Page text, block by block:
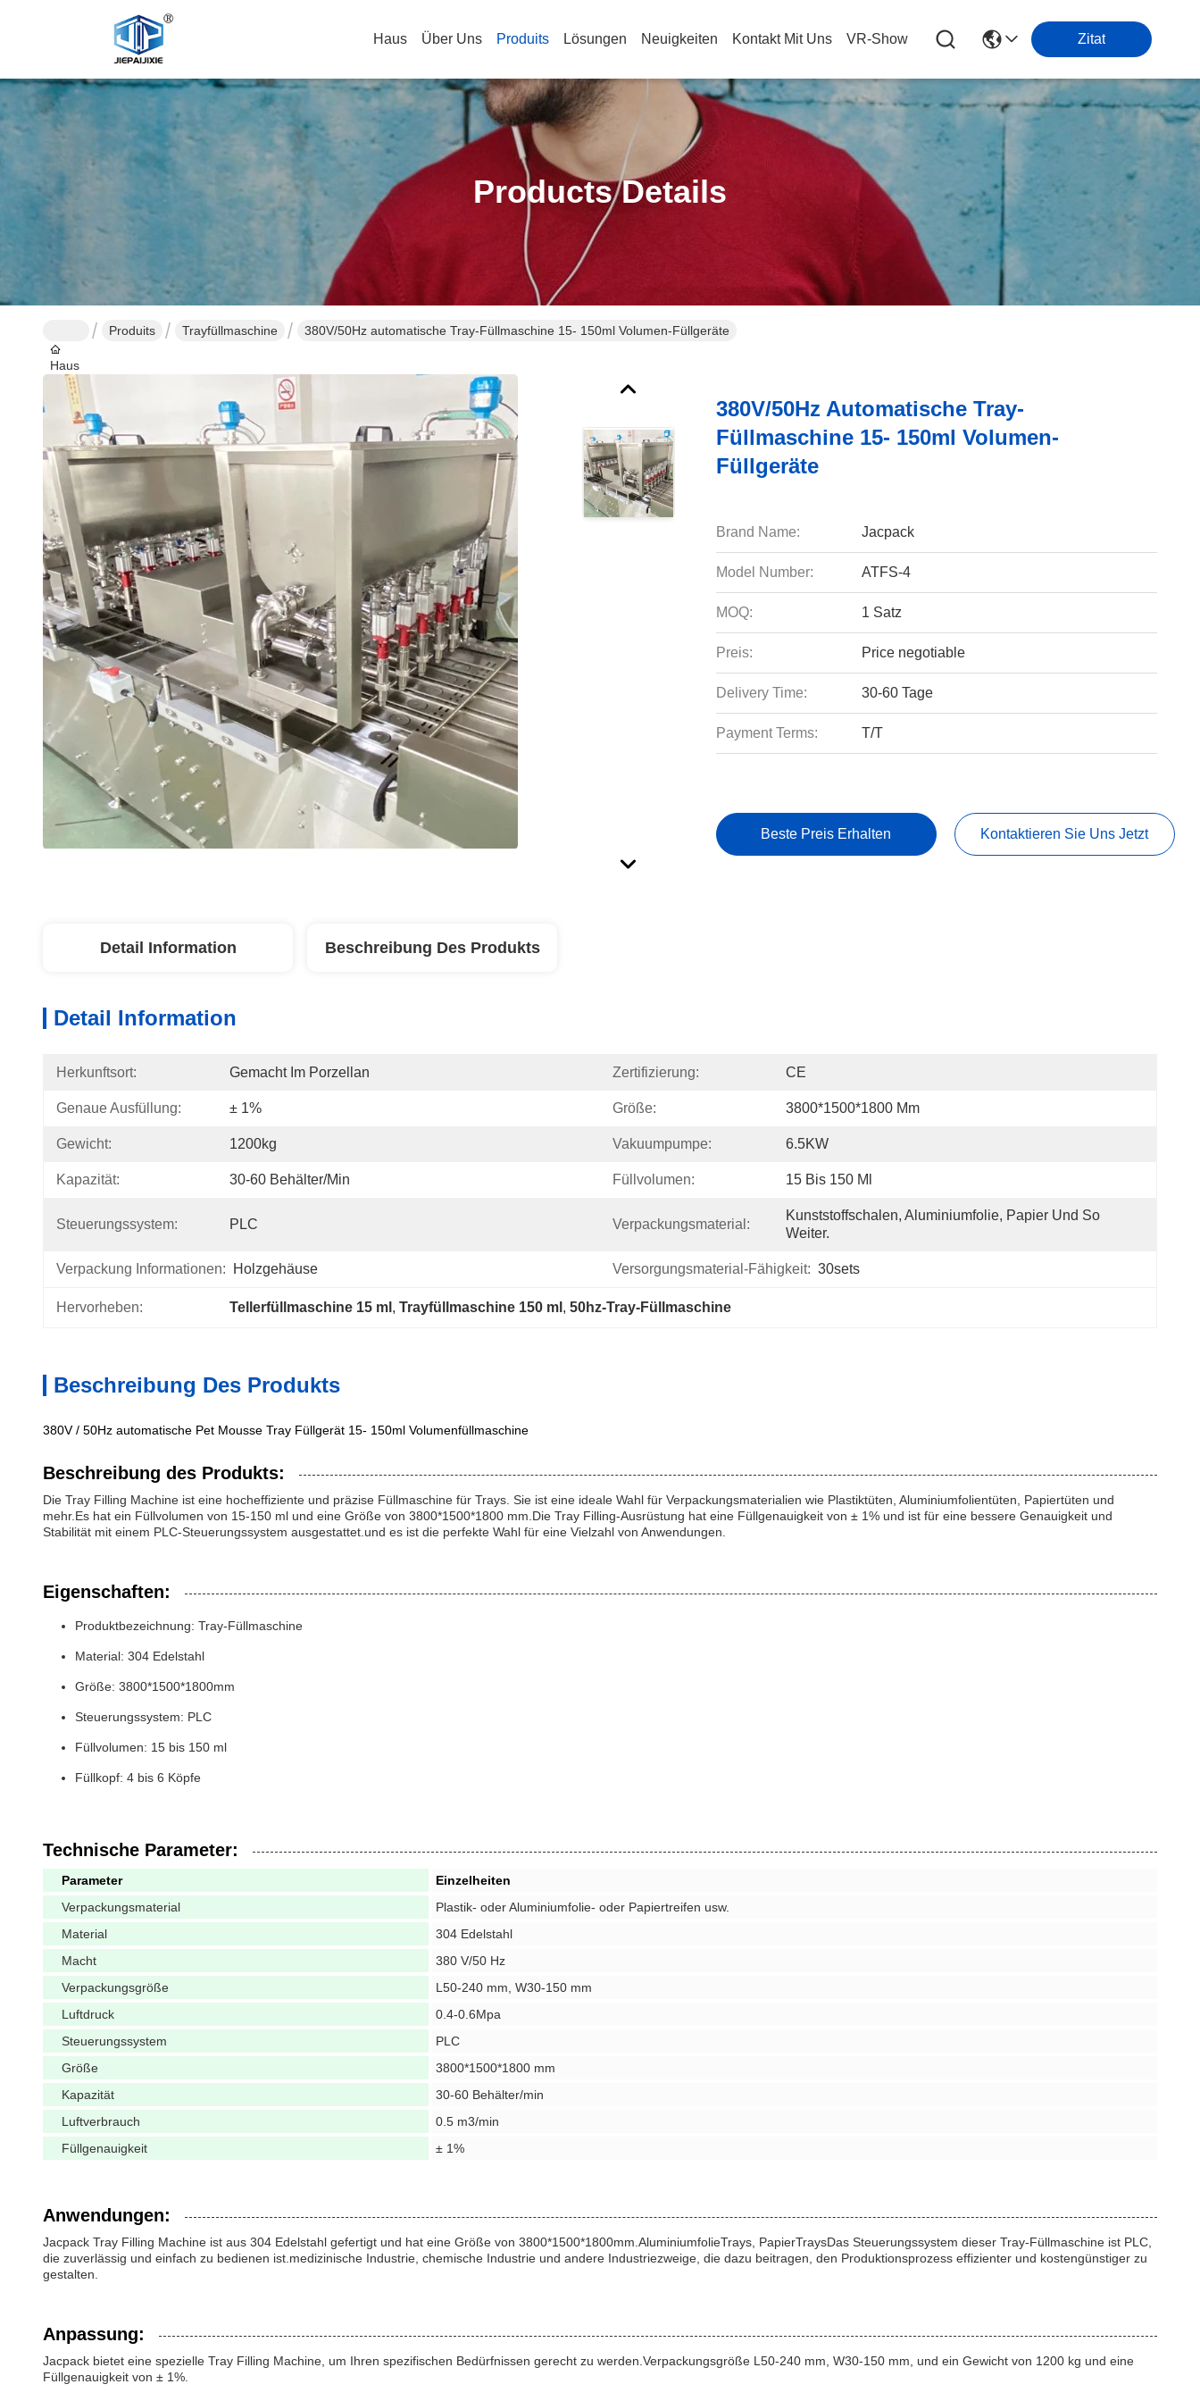
Haus Über Uns Produits Lösungen Neuigkeiten Kontakt Mit Uns VR-Show Zitat
Products Details
Haus
Produits Trayfüllmaschine 380V/50Hz automatische Tray-Füllmaschine 15- 150ml Volumen-Füllgeräte
380V/50Hz Automatische Tray-
Füllmaschine 15- 150ml Volumen-
Füllgeräte
Brand Name: Jacpack
Model Number: ATFS-4
MOQ: 1 Satz
Preis: Price negotiable
Delivery Time: 30-60 Tage
Payment Terms: T/T
Beste Preis Erhalten Kontaktieren Sie Uns Jetzt
Detail Information Beschreibung Des Produkts
Detail Information
Herkunftsort: Gemacht Im Porzellan Zertifizierung: CE
Genaue Ausfüllung: ± 1% Größe: 3800*1500*1800 Mm
Gewicht: 1200kg Vakuumpumpe: 6.5KW
Kapazität: 30-60 Behälter/min Füllvolumen: 15 Bis 150 Ml
Steuerungssystem: PLC Verpackungsmaterial:
Kunststoffschalen, Aluminiumfolie, Papier Und So
Weiter.
Verpackung Informationen: Holzgehäuse Versorgungsmaterial-Fähigkeit: 30sets
Hervorheben: Tellerfüllmaschine 15 ml , Trayfüllmaschine 150 ml , 50hz-Tray-Füllmaschine
Beschreibung Des Produkts
380V / 50Hz automatische Pet Mousse Tray Füllgerät 15- 150ml Volumenfüllmaschine
Beschreibung des Produkts:
Die Tray Filling Machine ist eine hocheffiziente und präzise Füllmaschine für Trays. Sie ist eine ideale Wahl für Verpackungsmaterialien wie Plastiktüten, Aluminiumfolientüten, Papiertüten und
mehr.Es hat ein Füllvolumen von 15-150 ml und eine Größe von 3800*1500*1800 mm.Die Tray Filling-Ausrüstung hat eine Füllgenauigkeit von ± 1% und ist für eine bessere Genauigkeit und
Stabilität mit einem PLC-Steuerungssystem ausgestattet.und es ist die perfekte Wahl für eine Vielzahl von Anwendungen.
Eigenschaften:
Produktbezeichnung: Tray-Füllmaschine
Material: 304 Edelstahl
Größe: 3800*1500*1800mm
Steuerungssystem: PLC
Füllvolumen: 15 bis 150 ml
Füllkopf: 4 bis 6 Köpfe
Technische Parameter:
Parameter
Einzelheiten
Verpackungsmaterial
Plastik- oder Aluminiumfolie- oder Papiertreifen usw.
Material
304 Edelstahl
Macht
380 V/50 Hz
Verpackungsgröße
L50-240 mm, W30-150 mm
Luftdruck
0.4-0.6Mpa
Steuerungssystem
PLC
Größe
3800*1500*1800 mm
Kapazität
30-60 Behälter/min
Luftverbrauch
0.5 m3/min
Füllgenauigkeit
± 1%
Anwendungen:
Jacpack Tray Filling Machine ist aus 304 Edelstahl gefertigt und hat eine Größe von 3800*1500*1800mm.AluminiumfolieTrays , PapierTraysDas Steuerungssystem dieser Tray-Füllmaschine ist PLC,
die zuverlässig und einfach zu bedienen ist.medizinische Industrie, chemische Industrie und andere Industriezweige, die dazu beitragen, den Produktionsprozess effizienter und kostengünstiger zu
gestalten.
Anpassung:
Jacpack bietet eine spezielle Tray Filling Machine, um Ihren spezifischen Bedürfnissen gerecht zu werden.Verpackungsgröße L50-240 mm, W30-150 mm, und ein Gewicht von 1200 kg und eine
Füllgenauigkeit von ± 1%.